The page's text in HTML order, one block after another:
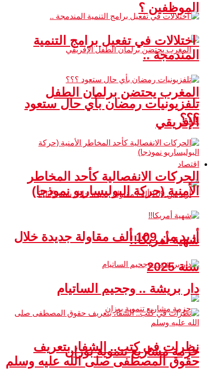
الموظفين ؟
المغرب يحتضن برلمان الطفل
الإفريقي
اقتصاد
أزيد من 109 ألف مقاولة جديدة خلال
سنة 2025
حزمة مشاريع تنموية بوزان
اختلالات في تفعيل برامج التنمية
المندمجة ..
تلفزيونيات رمضان بأي حال ستعود
؟؟؟
الحركات الانفصالية كأحد المخاطر
الأمنية (حركة البوليساريو نموذجا)
شهية أمريكا!!
دار بريشة .. وجحيم الساتيام
نظرات في كتب.. الشفا، بتعريف
حقوق المصطفى صلى الله عليه وسلم